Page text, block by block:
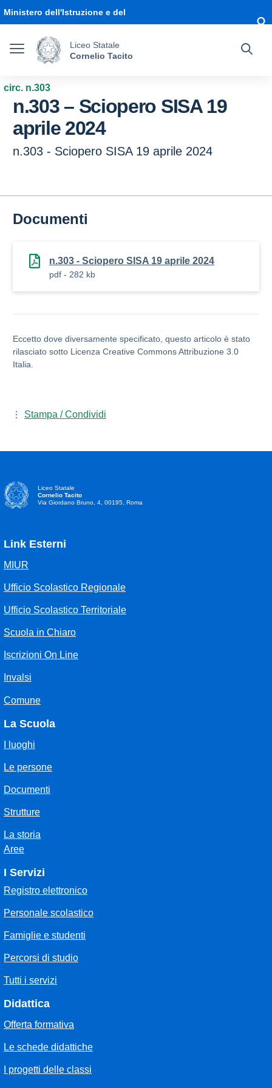
Ministero dell'Istruzione e del
Liceo Statale
Cornelio Tacito
circ. n.303
n.303 – Sciopero SISA 19
aprile 2024
n.303 - Sciopero SISA 19 aprile 2024
Documenti
n.303 - Sciopero SISA 19 aprile 2024
pdf - 282 kb
Eccetto dove diversamente specificato, questo articolo è stato
rilasciato sotto Licenza Creative Commons Attribuzione 3.0
Italia.
Stampa / Condividi
Liceo Statale
Cornelio Tacito
Via Giordano Bruno, 4, 00195, Roma
Link Esterni
MIUR
Ufficio Scolastico Regionale
Ufficio Scolastico Territoriale
Scuola in Chiaro
Iscrizioni On Line
Invalsi
Comune
La Scuola
I luoghi
Le persone
Documenti
Strutture
La storia
Aree
I Servizi
Registro elettronico
Personale scolastico
Famiglie e studenti
Percorsi di studio
Tutti i servizi
Didattica
Offerta formativa
Le schede didattiche
I progetti delle classi